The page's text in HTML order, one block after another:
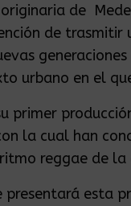
originaria de
de trasmitir
urbano en el
primer
la cual han
reggae de la
presentará esta